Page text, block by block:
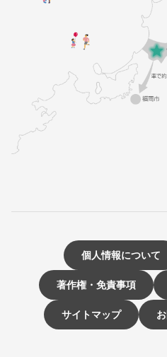
個人情報について
著作権・免責事項
サイトマップ